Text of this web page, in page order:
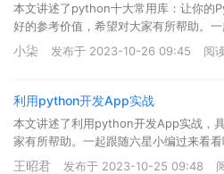
本文讲述了python十大常用库：让你的
好的参考价值，希望对大家有所帮助。
体如下:
小柒 发布于 2023-10-26 09:45 阅
利用python开发App实战
本文讲述了利用python开发App实战，
家有所帮助。一起跟随六星小编过来看
王昭君 发布于 2023-10-25 09:48